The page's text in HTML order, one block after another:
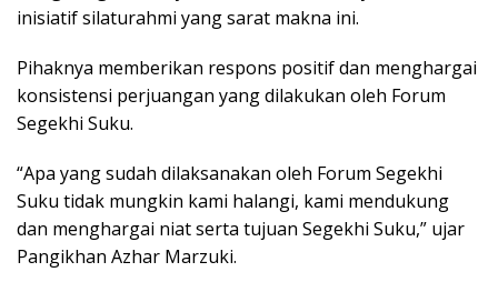
inisiatif silaturahmi yang sarat makna ini.
Pihaknya memberikan respons positif dan menghargai
konsistensi perjuangan yang dilakukan oleh Forum
Segekhi Suku.
“Apa yang sudah dilaksanakan oleh Forum Segekhi
Suku tidak mungkin kami halangi, kami mendukung
dan menghargai niat serta tujuan Segekhi Suku,” ujar
Pangikhan Azhar Marzuki.